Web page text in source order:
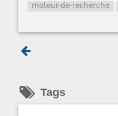
moteur-de-recherche
Tags